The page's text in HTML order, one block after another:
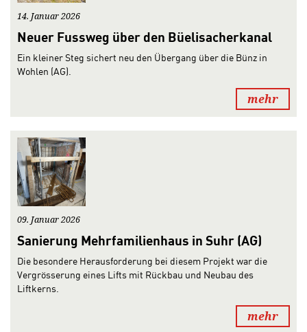
14. Januar 2026
Neuer Fussweg über den Büelisacherkanal
Ein kleiner Steg sichert neu den Übergang über die Bünz in
Wohlen (AG).
mehr
09. Januar 2026
Sanierung Mehrfamilienhaus in Suhr (AG)
Die besondere Herausforderung bei diesem Projekt war die
Vergrösserung eines Lifts mit Rückbau und Neubau des
Liftkerns.
mehr